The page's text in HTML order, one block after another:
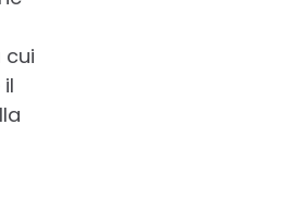
cui